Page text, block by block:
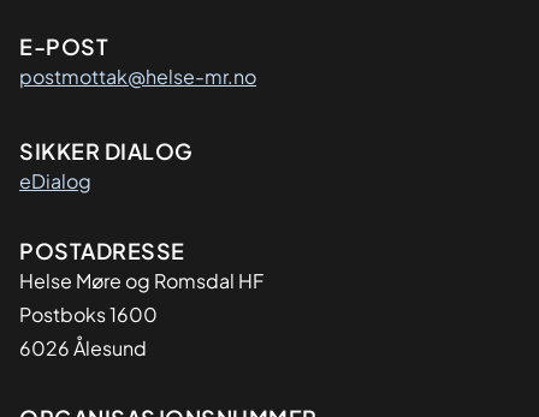
E-POST
postmottak@helse-mr.no
SIKKER DIALOG
eDialog
Adresse
POSTADRESSE
Helse Møre og Romsdal HF
Postboks 1600
6026 Ålesund